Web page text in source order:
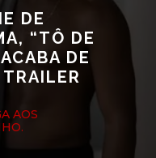
DE
“TÔ DE
DE
AOS